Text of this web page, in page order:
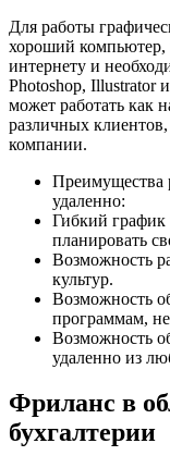
Для работы
хороший компьютер,
интернету и
Photoshop, Illustrator
может работать как
различных
компании.
Преимущества
удаленно:
Гибкий график
планировать
Возможность
культур.
Возможность
программам,
Возможность
удаленно из
Фриланс в
бухгалтерии